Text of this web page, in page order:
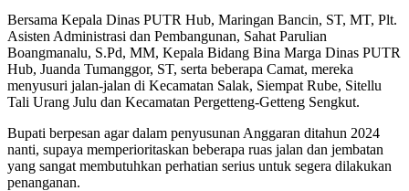
Bersama Kepala Dinas PUTR Hub, Maringan Bancin, ST, MT, Plt.
Asisten Administrasi dan Pembangunan, Sahat Parulian
Boangmanalu, S.Pd, MM, Kepala Bidang Bina Marga Dinas PUTR
Hub, Juanda Tumanggor, ST, serta beberapa Camat, mereka
menyusuri jalan-jalan di Kecamatan Salak, Siempat Rube, Sitellu
Tali Urang Julu dan Kecamatan Pergetteng-Getteng Sengkut.
Bupati berpesan agar dalam penyusunan Anggaran ditahun 2024
nanti, supaya memperioritaskan beberapa ruas jalan dan jembatan
yang sangat membutuhkan perhatian serius untuk segera dilakukan
penanganan.